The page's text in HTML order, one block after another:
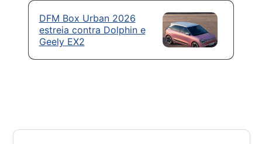
DFM Box Urban 2026
estreia contra Dolphin e
Geely EX2